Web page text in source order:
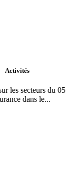
Activités
les secteurs du 05
dans le...